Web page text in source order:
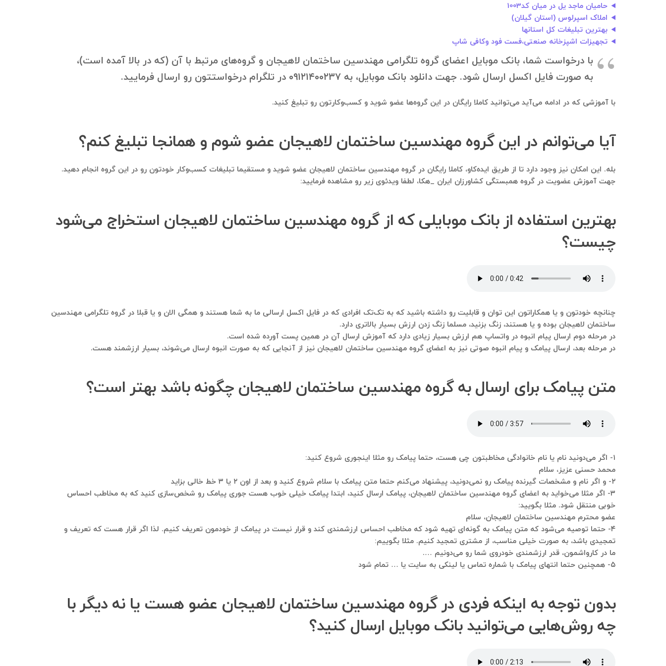
حامیان ماجد یل در میان کد1003
املاک اسپرلوس (استان گیلان)
بهترین تبلیغات کل استانها
تجهیزات اشپزخانه صنعتی،فست فود وکافی شاپ
با درخواست شما، بانک موبایل اعضای گروه تلگرامی مهندسین ساختمان لاهیجان و گروه‌های مرتبط با آن (که در بالا آمده است)،
به صورت فایل اکسل ارسال شود. جهت دانلود بانک موبایل، به ۰۹۱۲۱۴۰۰۲۳۷ در تلگرام درخواستتون رو ارسال فرمایید.
با آموزشی که در ادامه می‌آید می‌توانید کاملا رایگان در این گروه‌ها عضو شوید و کسب‌وکارتون رو تبلیغ کنید.
آیا می‌توانم در این گروه مهندسین ساختمان لاهیجان عضو شوم و همانجا تبلیغ کنم؟
بله. این امکان نیز وجود دارد تا از طریق ایده‌کاو، کاملا رایگان در گروه مهندسین ساختمان لاهیجان عضو شوید و مستقیما تبلیغات کسب‌وکار خودتون رو در این گروه انجام دهید.
جهت آموزش عضویت در گروه همبستگی کشاورزان ایران _هکا، لطفا ویدئوی زیر رو مشاهده فرمایید:
بهترین استفاده‌ از بانک موبایلی که از گروه مهندسین ساختمان لاهیجان استخراج می‌شود
چیست؟
چنانچه خودتون و یا همکاراتون این توان و قابلیت رو داشته باشید که به تک‌تک افرادی که در فایل اکسل ارسالی ما به شما هستند و همگی الان و یا قبلا در گروه تلگرامی مهندسین
ساختمان لاهیجان بوده و یا هستند، زنگ بزنید، مسلما زنگ زدن ارزش بسیار بالاتری دارد.
در مرحله دوم ارسال پیام انبوه در واتساپ هم ارزش بسیار زیادی دارد که آموزش ارسال آن در همین پست آورده شده است.
در مرحله بعد، ارسال پیامک و پیام انبوه صوتی نیز به اعضای گروه مهندسین ساختمان لاهیجان نیز از آنجایی که به صورت انبوه ارسال می‌شوند، بسیار ارزشمند هست.
متن پیامک برای ارسال به گروه مهندسین ساختمان لاهیجان چگونه باشد بهتر است؟
۱- اگر می‌دونید نام یا نام خانوادگی مخاطبتون چی هست، حتما پیامک رو مثلا اینجوری شروع کنید:
محمد حسنی عزیز، سلام
۲- و اگر نام و مشخصات گیرنده پیامک رو نمی‌دونید، پیشنهاد می‌کنم حتما متن پیامک با سلام شروع کنید و بعد از اون ۲ یا ۳ خط خالی بزاید
۳- اگر مثلا می‌خواید به اعضای گروه مهندسین ساختمان لاهیجان، پیامک ارسال کنید، ابتدا پیامک خیلی خوب هست جوری پیامک رو شخص‌سازی کنید که به مخاطب احساس
خوبی منتقل شود. مثلا بگویید:
عضو محترم مهندسین ساختمان لاهیجان، سلام
۴- حتما توصیه می‌شود که متن پیامک به گونه‌ای تهیه شود که مخاطب احساس ارزشمندی کند و قرار نیست در پیامک از خودمون تعریف کنیم. لذا اگر قرار هست که تعریف و
تمجیدی باشد، به صورت خیلی مناسب، از مشتری تمجید کنیم. مثلا بگوییم:
ما در کارواشمون، قدر ارزشمندی خودروی شما رو می‌دونیم ….
۵- همچنین حتما انتهای پیامک با شماره تماس یا لینکی به سایت یا … تمام شود
بدون توجه به اینکه فردی در گروه مهندسین ساختمان لاهیجان عضو هست یا نه دیگر با
چه روش‌هایی می‌توانید بانک موبایل ارسال کنید؟